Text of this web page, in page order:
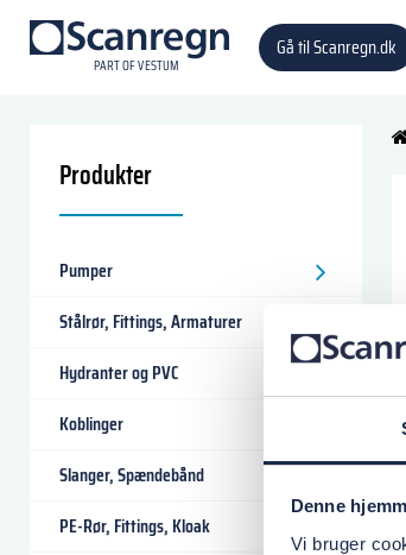
Denne
Vi bruger
PARTOF VESTUM
Gå til Scanregn.dk
Produkter
Pumper
Stålrør, Fittings, Armaturer
Hydranter og PVC
Koblinger
Slanger, Spændebånd
PE-Rør, Fittings, Kloak